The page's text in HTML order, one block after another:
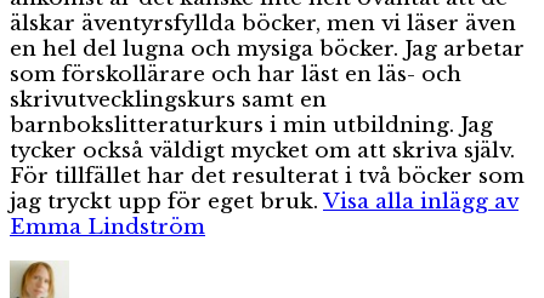
älskar äventyrsfyllda böcker, men vi läser även
en hel del lugna och mysiga böcker. Jag arbetar
som förskollärare och har läst en läs- och
skrivutvecklingskurs samt en
barnbokslitteraturkurs i min utbildning. Jag
tycker också väldigt mycket om att skriva själv.
För tillfället har det resulterat i två böcker som
jag tryckt upp för eget bruk. Visa alla inlägg av
Emma Lindström